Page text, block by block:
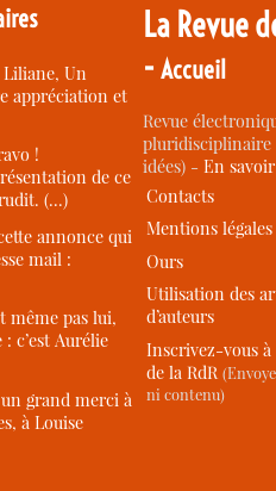
Liliane, Un
appréciation et
!
de ce
(…)
annonce qui
mail :
même pas lui,
c’est Aurélie
grand merci à
à Louise
La Revue
-Accueil
Revue
idées) -En
Contacts
Mentions légales
Ours
Utilisation des
d’auteurs
Inscrivez-vous
de la RdR
ni contenu)